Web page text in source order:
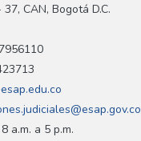
CAN, Bogotá D.C.
a.m. a 5 p.m.